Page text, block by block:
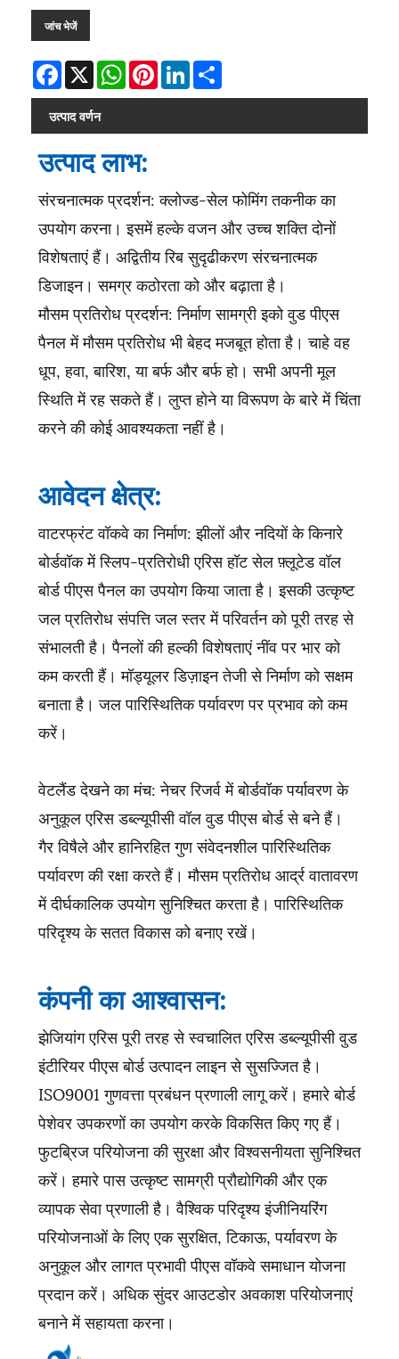
जांच भेजें
Facebook
X WhatsAppPinterestLinkedIn
उत्पाद वर्णन
उत्पाद लाभ:
संरचनात्मक प्रदर्शन: क्लोज्ड-सेल फोमिंग तकनीक का
उपयोग करना। इसमें हल्के वजन और उच्च शक्ति दोनों
विशेषताएं हैं। अद्वितीय रिब सुदृढीकरण संरचनात्मक
डिजाइन। समग्र कठोरता को और बढ़ाता है।
मौसम प्रतिरोध प्रदर्शन: निर्माण सामग्री इको वुड पीएस
पैनल में मौसम प्रतिरोध भी बेहद मजबूत होता है। चाहे वह
धूप, हवा, बारिश, या बर्फ और बर्फ हो। सभी अपनी मूल
स्थिति में रह सकते हैं। लुप्त होने या विरूपण के बारे में चिंता
करने की कोई आवश्यकता नहीं है।
आवेदन क्षेत्र:
वाटरफ्रंट वॉकवे का निर्माण: झीलों और नदियों के किनारे
बोर्डवॉक में स्लिप-प्रतिरोधी एरिस हॉट सेल फ़्लूटेड वॉल
बोर्ड पीएस पैनल का उपयोग किया जाता है। इसकी उत्कृष्ट
जल प्रतिरोध संपत्ति जल स्तर में परिवर्तन को पूरी तरह से
संभालती है। पैनलों की हल्की विशेषताएं नींव पर भार को
कम करती हैं। मॉड्यूलर डिज़ाइन तेजी से निर्माण को सक्षम
बनाता है। जल पारिस्थितिक पर्यावरण पर प्रभाव को कम
करें।
वेटलैंड देखने का मंच: नेचर रिजर्व में बोर्डवॉक पर्यावरण के
अनुकूल एरिस डब्ल्यूपीसी वॉल वुड पीएस बोर्ड से बने हैं।
गैर विषैले और हानिरहित गुण संवेदनशील पारिस्थितिक
पर्यावरण की रक्षा करते हैं। मौसम प्रतिरोध आर्द्र वातावरण
में दीर्घकालिक उपयोग सुनिश्चित करता है। पारिस्थितिक
परिदृश्य के सतत विकास को बनाए रखें।
कंपनी का आश्वासन:
झेजियांग एरिस पूरी तरह से स्वचालित एरिस डब्ल्यूपीसी वुड
इंटीरियर पीएस बोर्ड उत्पादन लाइन से सुसज्जित है।
ISO9001 गुणवत्ता प्रबंधन प्रणाली लागू करें। हमारे बोर्ड
पेशेवर उपकरणों का उपयोग करके विकसित किए गए हैं।
फुटब्रिज परियोजना की सुरक्षा और विश्वसनीयता सुनिश्चित
करें। हमारे पास उत्कृष्ट सामग्री प्रौद्योगिकी और एक
व्यापक सेवा प्रणाली है। वैश्विक परिदृश्य इंजीनियरिंग
परियोजनाओं के लिए एक सुरक्षित, टिकाऊ, पर्यावरण के
अनुकूल और लागत प्रभावी पीएस वॉकवे समाधान योजना
प्रदान करें। अधिक सुंदर आउटडोर अवकाश परियोजनाएं
बनाने में सहायता करना।